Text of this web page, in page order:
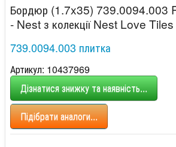
Бордюр (1.7x35) 739.0094.003
- Nest з колекції Nest Love Tiles
739.0094.003 плитка
Артикул: 10437969
Дізнатися знижку та наявність...
Підібрати аналоги...